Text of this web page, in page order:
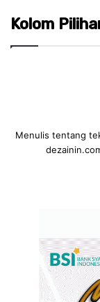
Kolom
Menulis tentang